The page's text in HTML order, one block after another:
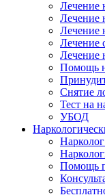
Лечение
Лечение
Лечение
Лечение
Лечение
Помощь
Снятие
Тест на
УБОД
Помощь